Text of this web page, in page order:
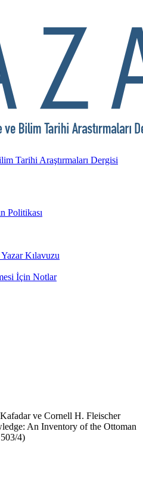
Politikası
Kılavuzu
İçin Notlar
ve Cornell H. Fleischer
An Inventory of the Ottoman
4)